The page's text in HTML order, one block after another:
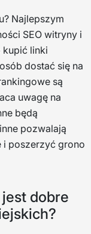
Najlepszym
SEO witryny i
kupić linki
dostać się na
są
uwagę na
będą
pozwalają
i poszerzyć grono
dobre